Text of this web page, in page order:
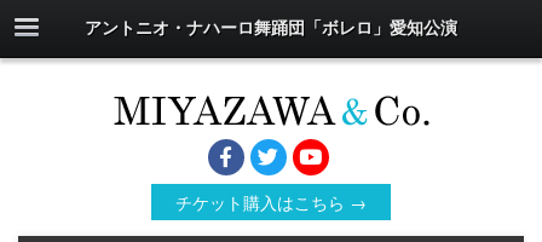
アントニオ・ナハーロ舞踊団「ボレロ」愛知公演
チケット購入はこちら →